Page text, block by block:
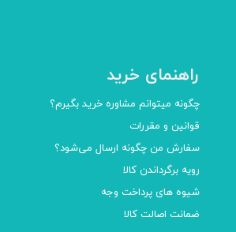
راهنمای خرید
چگونه میتوانم مشاوره خرید بگیرم؟
قوانین و مقررات
سفارش من چگونه ارسال می‌شود؟
رویه برگرداندن کالا
شیوه های پرداخت وجه
ضمانت اصالت کالا